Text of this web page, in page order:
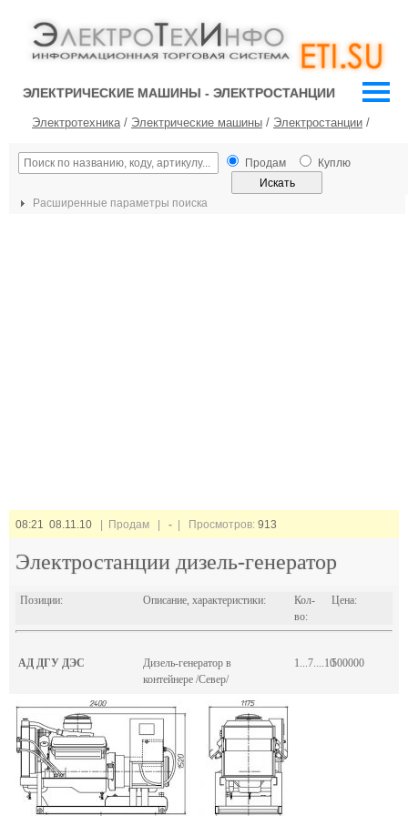
ЭЛЕКТРИЧЕСКИЕ МАШИНЫ - ЭЛЕКТРОСТАНЦИИ
Электротехника/ Электрические машины / Электростанции /
Продам Куплю
Расширенные параметры поиска
08:21 08.11.10 | Продам | - | Просмотров: 913
Электростанции дизель-генератор
Позиции: Описание, характеристики:
Кол-
во:
Цена:
АД ДГУ ДЭС
Дизель-генератор в
контейнере /Север/
1...7....10500000